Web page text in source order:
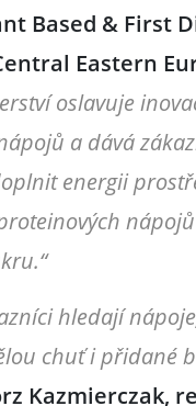
Based & First
Eastern
oslavuje
a dává
energii
hledají
chuť i přidané
Kazmierczak,